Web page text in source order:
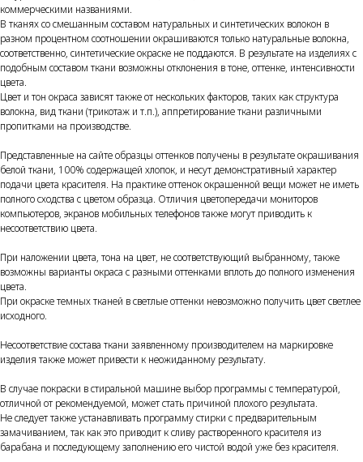
коммерческими названиями.
В тканях со смешанным составом натуральных и синтетических волокон в
разном процентном соотношении окрашиваются только натуральные волокна,
соответственно, синтетические окраске не поддаются. В результате на изделиях с
подобным составом ткани возможны отклонения в тоне, оттенке, интенсивности
цвета.
Цвет и тон окраса зависят также от нескольких факторов, таких как структура
волокна, вид ткани (трикотаж и т.п.), аппретирование ткани различными
пропитками на производстве.
Представленные на сайте образцы оттенков получены в результате окрашивания
белой ткани, 100% содержащей хлопок, и несут демонстративный характер
подачи цвета красителя. На практике оттенок окрашенной вещи может не иметь
полного сходства с цветом образца. Отличия цветопередачи мониторов
компьютеров, экранов мобильных телефонов также могут приводить к
несоответствию цвета.
При наложении цвета, тона на цвет, не соответствующий выбранному, также
возможны варианты окраса с разными оттенками вплоть до полного изменения
цвета.
При окраске темных тканей в светлые оттенки невозможно получить цвет светлее
исходного.
Несоответствие состава ткани заявленному производителем на маркировке
изделия также может привести к неожиданному результату.
В случае покраски в стиральной машине выбор программы с температурой,
отличной от рекомендуемой, может стать причиной плохого результата.
Не следует также устанавливать программу стирки с предварительным
замачиванием, так как это приводит к сливу растворенного красителя из
барабана и последующему заполнению его чистой водой уже без красителя.